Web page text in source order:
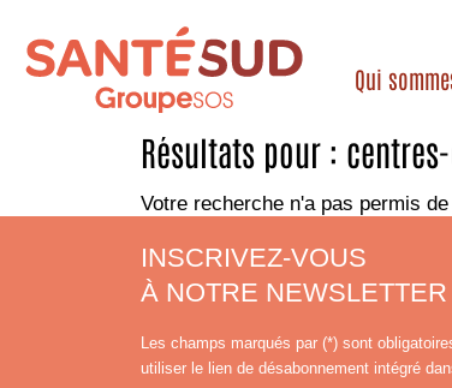
Qui
Résultats pour :
Votre recherche n'a pas permis
INSCRIVEZ-VOUS
À NOTRE NEWSLETTER
Les champs marqués par (*) sont
utiliser le lien de désabonnement intégré